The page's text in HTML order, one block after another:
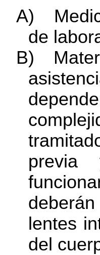
A)
de
B)
previa
lentes
del